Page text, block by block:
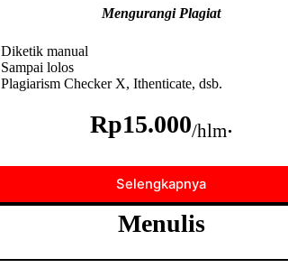
Mengurangi Plagiat
Diketik manual
Sampai lolos
Plagiarism Checker X, Ithenticate, dsb.
Rp15.000/hlm.
Selengkapnya
Menulis